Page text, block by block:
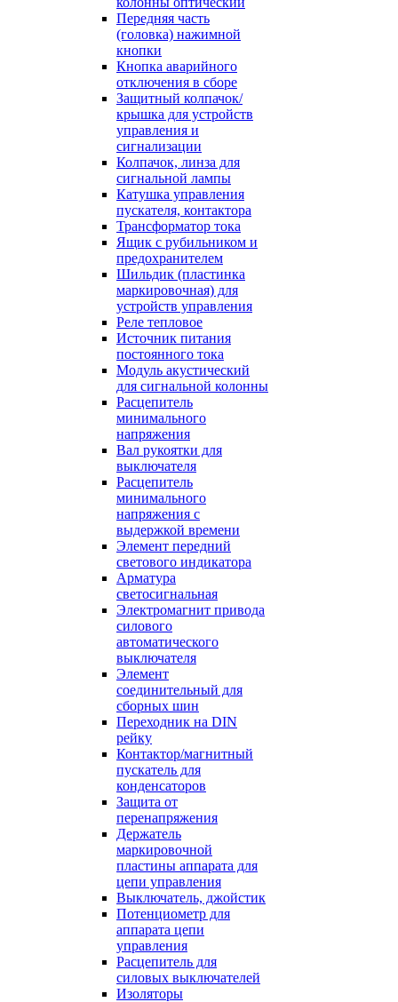
Передняя часть
(головка) нажимной
кнопки
Кнопка аварийного
отключения в сборе
Защитный колпачок/
крышка для устройств
управления и
сигнализации
Колпачок, линза для
сигнальной лампы
Катушка управления
пускателя, контактора
Трансформатор тока
Ящик с рубильником и
предохранителем
Шильдик (пластинка
маркировочная) для
устройств управления
Реле тепловое
Источник питания
постоянного тока
Модуль акустический
для сигнальной колонны
Расцепитель
минимального
напряжения
Вал рукоятки для
выключателя
Расцепитель
минимального
напряжения с
выдержкой времени
Элемент передний
светового индикатора
Арматура
светосигнальная
Электромагнит привода
силового
автоматического
выключателя
Элемент
соединительный для
сборных шин
Переходник на DIN
рейку
Контактор/магнитный
пускатель для
конденсаторов
Защита от
перенапряжения
Держатель
маркировочной
пластины аппарата для
цепи управления
Выключатель, джойстик
Потенциометр для
аппарата цепи
управления
Расцепитель для
силовых выключателей
Изоляторы